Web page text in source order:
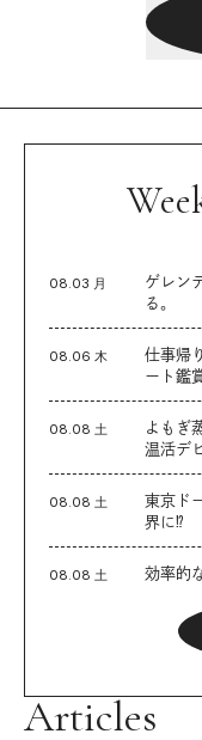
08.03 月
ゲレン
る。
08.06 木
仕事帰
ート鑑
08.08 土
よもぎ
温活デ
08.08 土
東京ド
界に⁉︎
08.08 土 効率的
Articles